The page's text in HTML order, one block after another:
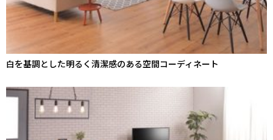
白を基調とした明るく清潔感のある空間コーディネート